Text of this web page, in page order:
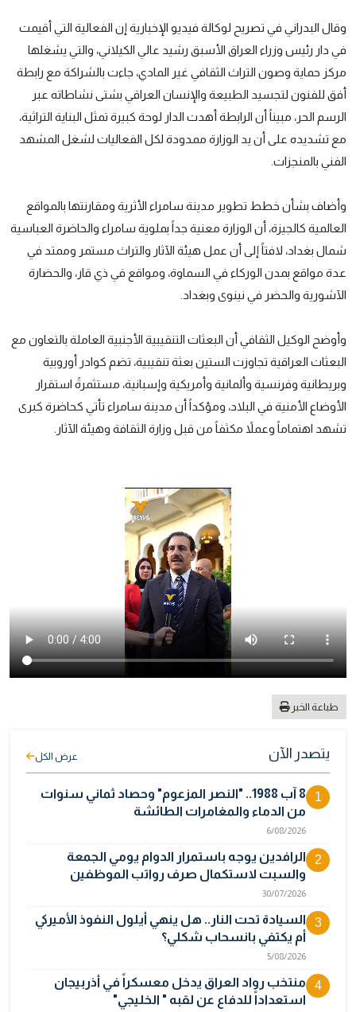
وقال البدراني في تصريح لوكالة فيديو الإخبارية إن الفعالية التي أقيمت
في دار رئيس وزراء العراق الأسبق رشيد عالي الكيلاني، والتي يشغلها
مركز حماية وصون التراث الثقافي غير المادي، جاءت بالشراكة مع رابطة
أفق للفنون لتجسيد الطبيعة والإنسان العراقي بشتى نشاطاته عبر
الرسم الحر، مبيناً أن الرابطة أهدت الدار لوحة كبيرة تمثل البناية التراثية،
مع تشديده على أن يد الوزارة ممدودة لكل الفعاليات لشغل المشهد
الفني بالمنجزات.
وأضاف بشأن خطط تطوير مدينة سامراء الأثرية ومقارنتها بالمواقع
العالمية كالجيزة، أن الوزارة معنية جداً بملوية سامراء والحاضرة العباسية
شمال بغداد، لافتاً إلى أن عمل هيئة الآثار والتراث مستمر وممتد في
عدة مواقع بمدن الوركاء في السماوة، ومواقع في ذي قار، والحضارة
الآشورية والحضر في نينوى وبغداد.
وأوضح الوكيل الثقافي أن البعثات التنقيبية الأجنبية العاملة بالتعاون مع
البعثات العراقية تجاوزت الستين بعثة تنقيبية، تضم كوادر أوروبية
وبريطانية وفرنسية وألمانية وأمريكية وإسبانية، مستثمرةً استقرار
الأوضاع الأمنية في البلاد، ومؤكداً أن مدينة سامراء تأتي كحاضرة كبرى
تشهد اهتماماً وعملاً مكثفاً من قبل وزارة الثقافة وهيئة الآثار.
طباعة الخبر
يتصدر الآن عرض الكل
1
8 آب 1988.. "النصر المزعوم" وحصاد ثماني سنوات
من الدماء والمغامرات الطائشة
6/08/2026
2
الرافدين يوجه باستمرار الدوام يومي الجمعة
والسبت لاستكمال صرف رواتب الموظفين
30/07/2026
3
السيادة تحت النار.. هل ينهي أيلول النفوذ الأميركي
أم يكتفي بانسحاب شكلي؟
5/08/2026
4
منتخب رواد العراق يدخل معسكراً في أذربيجان
استعداداً للدفاع عن لقبه " الخليجي"